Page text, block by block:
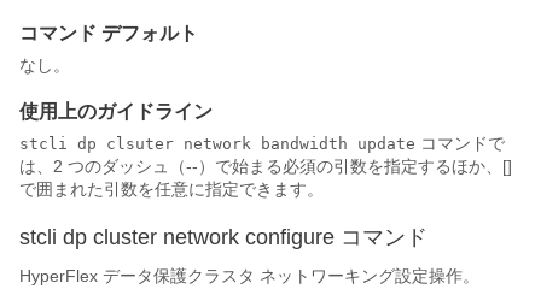
コマンド デフォルト
なし。
使用上のガイドライン
stcli dp clsuter network bandwidth update コマンドで
は、2 つのダッシュ（--）で始まる必須の引数を指定するほか、[]
で囲まれた引数を任意に指定できます。
stcli dp cluster network configure コマンド
HyperFlex データ保護クラスタ ネットワーキング設定操作。